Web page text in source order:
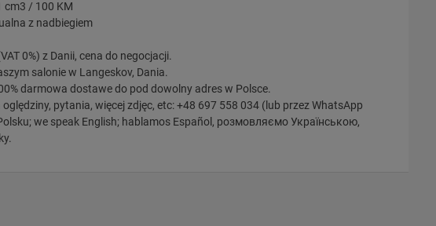
cm3 / 100 KM
z nadbiegiem
0%) z Danii, cena do negocjacji.
salonie w Langeskov, Dania.
darmowa dostawe do pod dowolny adres w Polsce.
pytania, więcej zdjęc, etc: +48 697 558 034 (lub przez WhatsApp
we speak English; hablamos Español, розмовляємо Українською,